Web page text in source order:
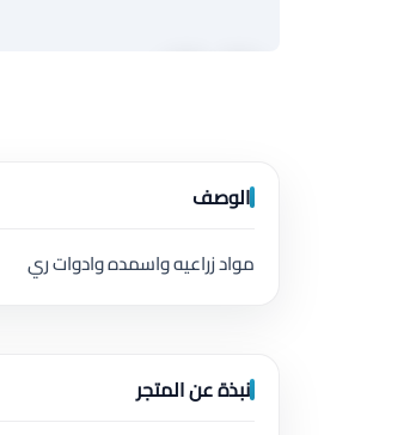
الوصف
مواد زراعيه واسمده وادوات ري
نبذة عن المتجر